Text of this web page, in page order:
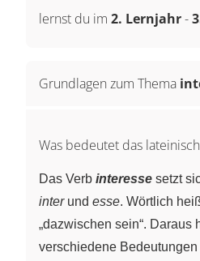
lernst du im 2. Lernjahr-
Grundlagen zum Thema
Was bedeutet das
Das Verb interesse setzt
interund esse. Wörtlich
„dazwischen sein“. Daraus
verschiedene